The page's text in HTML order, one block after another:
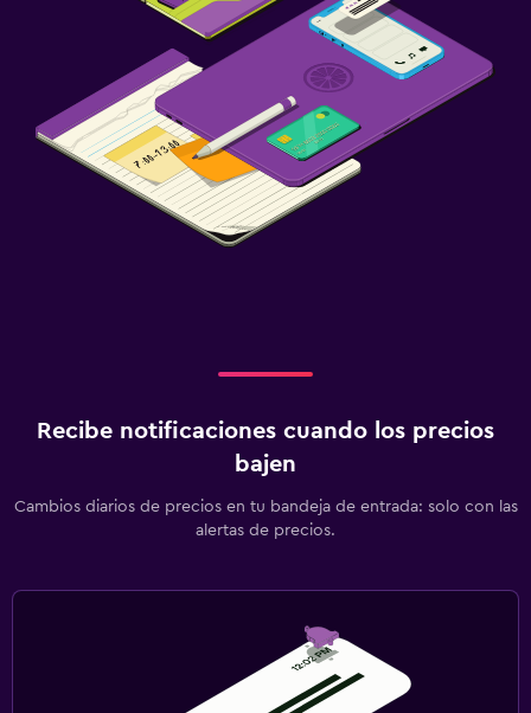
Recibe notificaciones cuando los precios
bajen
Cambios diarios de precios en tu bandeja de entrada: solo con las
alertas de precios.